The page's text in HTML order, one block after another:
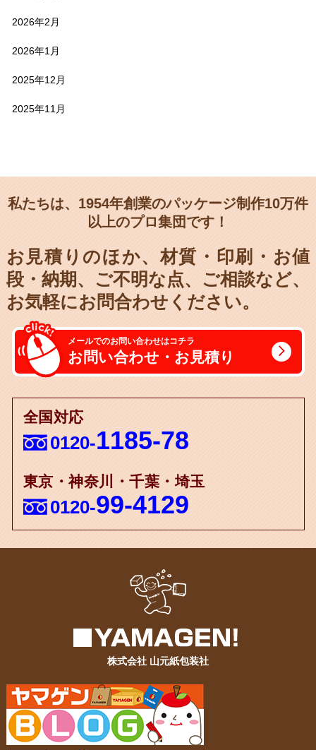
2026年2月
2026年1月
2025年12月
2025年11月
私たちは、1954年創業のパッケージ制作10万件
以上のプロ集団です！
お見積りのほか、材質・印刷・お値
段・納期、
ご不明な点、ご相談など、
お気軽にお問合わせください。
メールでのお問い合わせはコチラ
お問い合わせ・お見積り
全国対応
0120-1185-78
東京・神奈川・千葉・埼玉
0120-99-4129
株式会社 山元紙包装社